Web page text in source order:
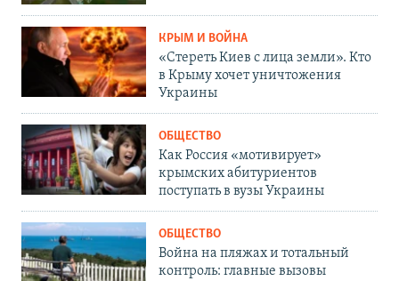
КРЫМ И ВОЙНА
«Стереть Киев с лица земли». Кто
в Крыму хочет уничтожения
Украины
ОБЩЕСТВО
Как Россия «мотивирует»
крымских абитуриентов
поступать в вузы Украины
ОБЩЕСТВО
Война на пляжах и тотальный
контроль: главные вызовы